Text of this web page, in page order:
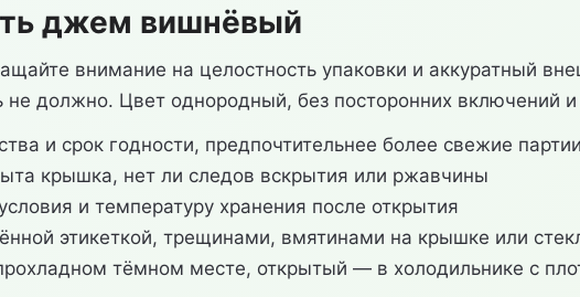
джем вишнёвый
внимание на целостность упаковки и аккуратный
должно. Цвет однородный, без посторонних включений
и срок годности, предпочтительнее более свежие партии
крышка, нет ли следов вскрытия или ржавчины
и температуру хранения после открытия
этикеткой, трещинами, вмятинами на крышке или
тёмном месте, открытый — в холодильнике с